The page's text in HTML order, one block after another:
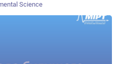
Science